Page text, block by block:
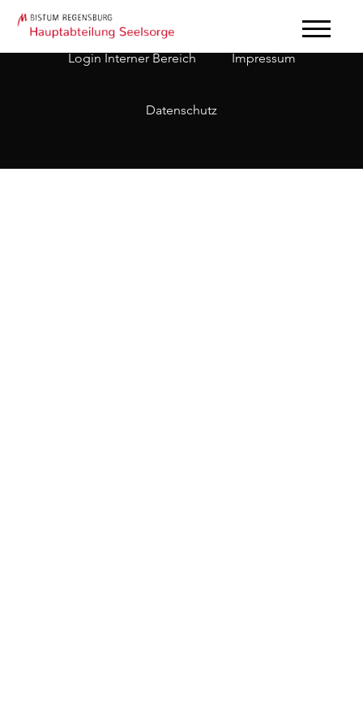
Login Interner Bereich Impressum
Datenschutz